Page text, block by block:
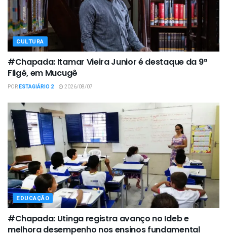
CULTURA
#Chapada: Itamar Vieira Junior é destaque da 9ª
Fligê, em Mucugê
PORESTAGIÁRIO 2 2026/08/07
EDUCAÇÃO
#Chapada: Utinga registra avanço no Ideb e
melhora desempenho nos ensinos fundamental